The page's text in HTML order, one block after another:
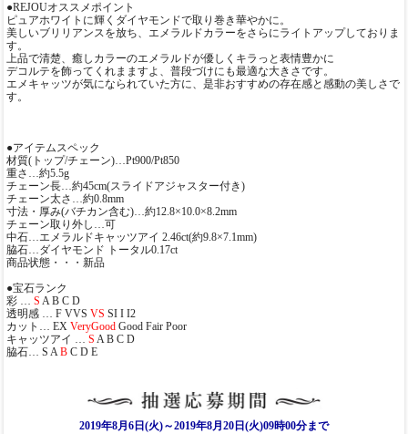
●REJOUオススメポイント
ピュアホワイトに輝くダイヤモンドで取り巻き華やかに。
美しいブリリアンスを放ち、エメラルドカラーをさらにライトアップしておりま
す。
上品で清楚、癒しカラーのエメラルドが優しくキラっと表情豊かに
デコルテを飾ってくれまますよ、普段づけにも最適な大きさです。
エメキャッツが気になられていた方に、是非おすすめの存在感と感動の美しさで
す。
●アイテムスペック
材質(トップ/チェーン)…Pt900/Pt850
重さ…約5.5g
チェーン長…約45cm(スライドアジャスター付き)
チェーン太さ…約0.8mm
寸法・厚み(バチカン含む)…約12.8×10.0×8.2mm
チェーン取り外し…可
中石…エメラルドキャッツアイ 2.46ct(約9.8×7.1mm)
脇石…ダイヤモンド トータル0.17ct
商品状態・・・新品
●宝石ランク
彩 … S A B C D
透明感 … F VVS VS SI I I2
カット… EX VeryGood Good Fair Poor
キャッツアイ … S A B C D
脇石… S AB C D E
2019年8月6日(火)～2019年8月20日(火)09時00分まで